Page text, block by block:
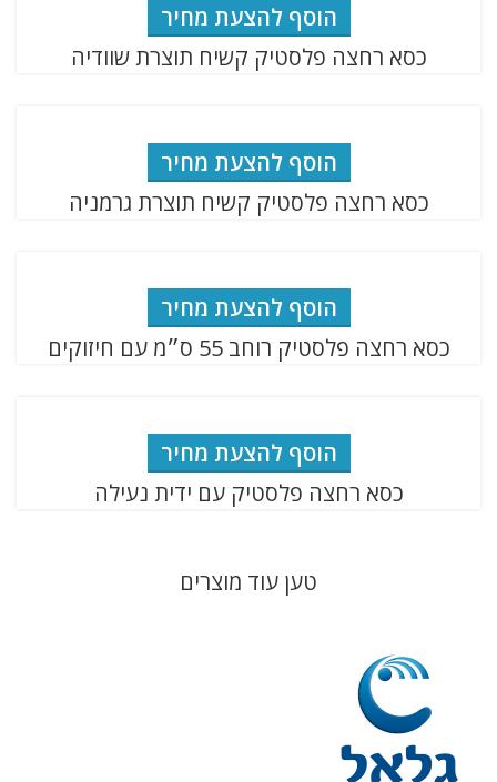
הוסף להצעת מחיר
כסא רחצה פלסטיק קשיח תוצרת שוודיה
הוסף להצעת מחיר
כסא רחצה פלסטיק קשיח תוצרת גרמניה
הוסף להצעת מחיר
כסא רחצה פלסטיק רוחב 55 ס״מ עם חיזוקים
הוסף להצעת מחיר
כסא רחצה פלסטיק עם ידית נעילה
טען עוד מוצרים